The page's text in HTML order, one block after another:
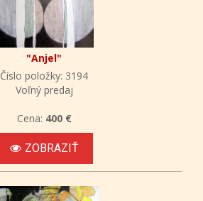
"Anjel"
Číslo položky: 3194
Voľný predaj
Cena: 400 €
ZOBRAZIŤ